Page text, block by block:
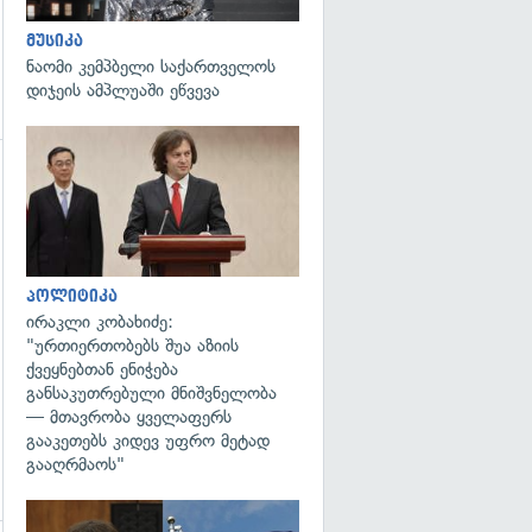
გადახედვა
მუსიკა
ნაომი კემპბელი საქართველოს
დიჯეის ამპლუაში ეწვევა
პოლიტიკა
ირაკლი კობახიძე:
"ურთიერთობებს შუა აზიის
ქვეყნებთან ენიჭება
განსაკუთრებული მნიშვნელობა
— მთავრობა ყველაფერს
გააკეთებს კიდევ უფრო მეტად
გააღრმაოს"